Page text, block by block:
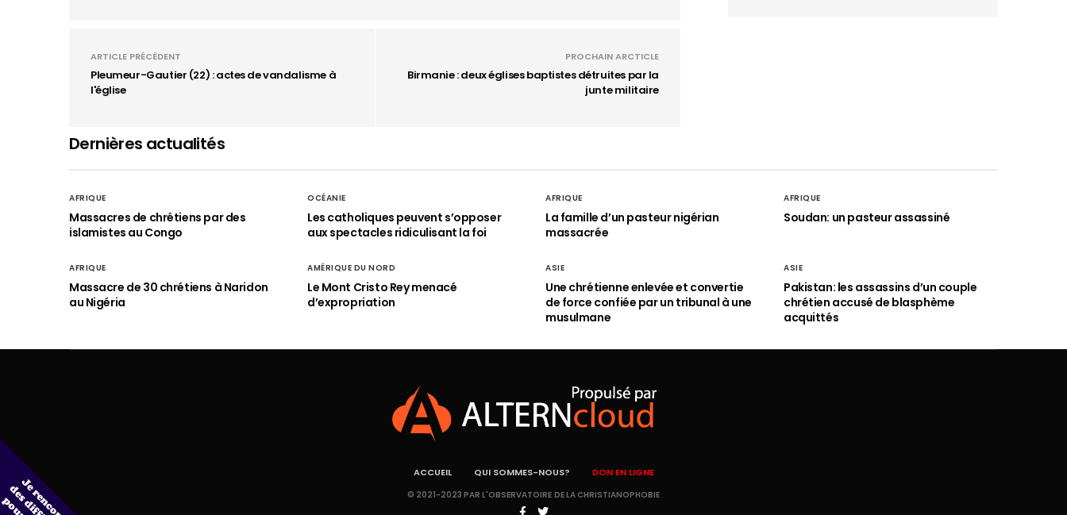
ARTICLE PRÉCÉDENT
Pleumeur-Gautier (22) : actes de vandalisme à
l'église
PROCHAIN ARCTICLE
Birmanie : deux églises baptistes détruites par la
junte militaire
Dernières actualités
AFRIQUE
Massacres de chrétiens par des
islamistes au Congo
OCÉANIE
Les catholiques peuvent s’opposer
aux spectacles ridiculisant la foi
AFRIQUE
La famille d’un pasteur nigérian
massacrée
AFRIQUE
Soudan: un pasteur assassiné
AFRIQUE
Massacre de 30 chrétiens à Naridon
au Nigéria
AMÉRIQUE DU NORD
Le Mont Cristo Rey menacé
d’expropriation
ASIE
Une chrétienne enlevée et convertie
de force confiée par un tribunal à une
musulmane
ASIE
Pakistan: les assassins d’un couple
chrétien accusé de blasphème
acquittés
ACCUEIL QUI SOMMES-NOUS? DON EN LIGNE
© 2021-2023 PAR L'OBSERVATOIRE DE LA CHRISTIANOPHOBIE